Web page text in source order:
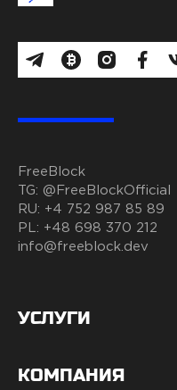
FreeBlock
TG: @FreeBlockOfficial
RU: +4 752 987 85 89
PL: +48 698 370 212
info@freeblock.dev
УСЛУГИ
КОМПАНИЯ